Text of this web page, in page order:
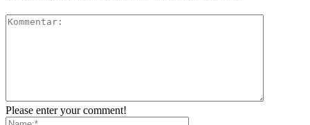
Please enter your comment!